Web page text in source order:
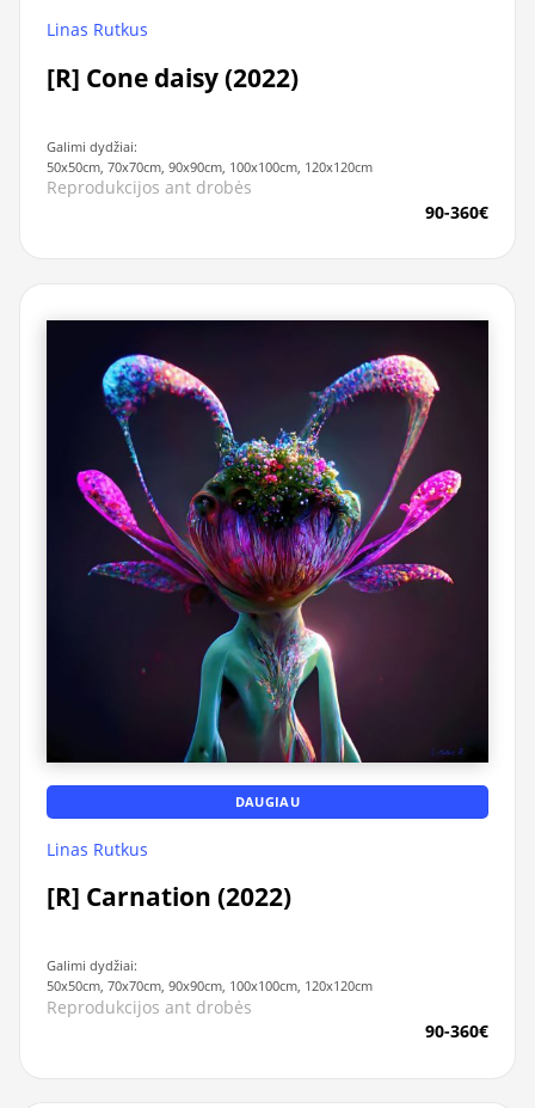
Linas Rutkus
[R] Cone daisy (2022)
Galimi dydžiai:
50x50cm, 70x70cm, 90x90cm, 100x100cm, 120x120cm
Reprodukcijos ant drobės
90-360€
DAUGIAU
Linas Rutkus
[R] Carnation (2022)
Galimi dydžiai:
50x50cm, 70x70cm, 90x90cm, 100x100cm, 120x120cm
Reprodukcijos ant drobės
90-360€